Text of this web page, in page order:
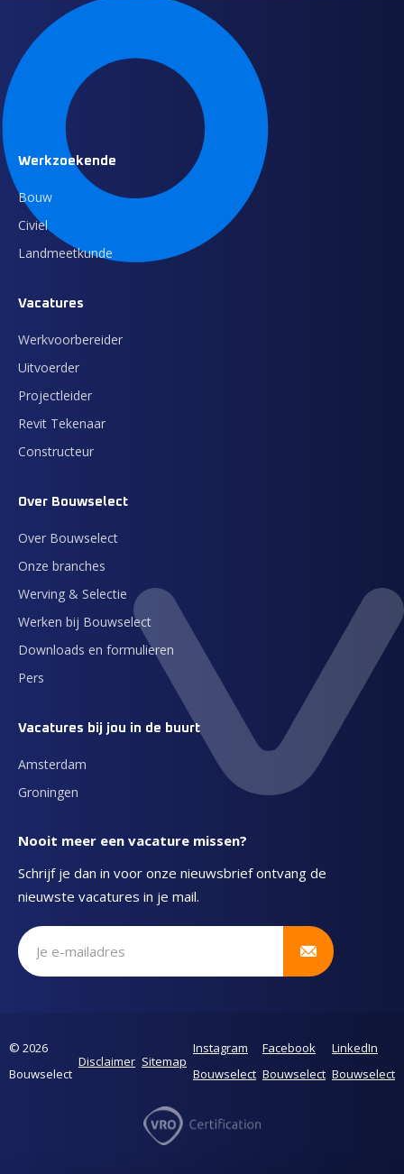
Werkzoekende
Bouw
Civiel
Landmeetkunde
Vacatures
Werkvoorbereider
Uitvoerder
Projectleider
Revit Tekenaar
Constructeur
Over Bouwselect
Over Bouwselect
Onze branches
Werving & Selectie
Werken bij Bouwselect
Downloads en formulieren
Pers
Vacatures bij jou in de buurt
Amsterdam
Groningen
Nooit meer een vacature missen?
Schrijf je dan in voor onze nieuwsbrief ontvang de
nieuwste vacatures in je mail.
Schrijf je in voor onze nieuwsbrief
© 2026
Bouwselect
Disclaimer Sitemap
Instagram
Bouwselect
Facebook
Bouwselect
LinkedIn
Bouwselect